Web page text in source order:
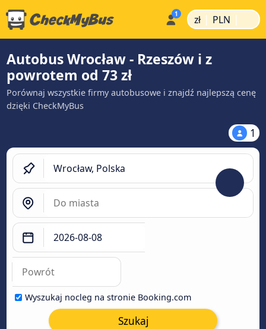
zł | PLN |
Autobus Wrocław - Rzeszów i z
powrotem od 73 zł
Porównaj wszystkie firmy autobusowe i znajdź najlepszą cenę
dzięki CheckMyBus
1
Wyszukaj nocleg na stronie Booking.com
Szukaj